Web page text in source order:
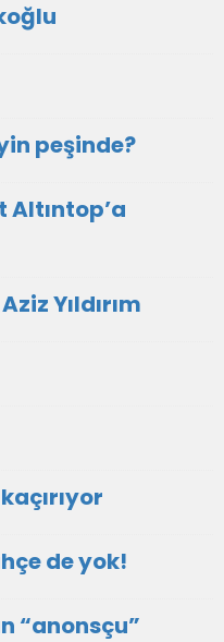
peşinde?
Yıldırım
de yok!
“anonsçu”